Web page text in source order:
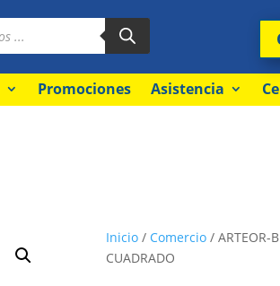
Promociones Asistencia
Inicio/ Comercio/ ARTEOR-
CUADRADO